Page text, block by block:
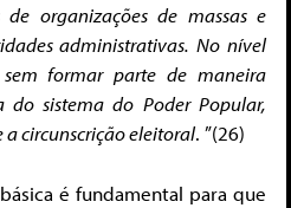
de organizações de massas e
administrativas. No nível
formar parte de maneira
do sistema do Poder Popular,
a circunscrição eleitoral. ”(26)
é fundamental para que